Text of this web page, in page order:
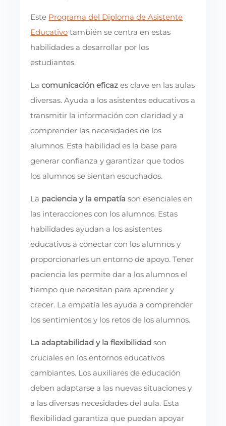
Este Programa del Diploma de Asistente
Educativo también se centra en estas
habilidades a desarrollar por los
estudiantes.
Lacomunicación eficaz es clave en las aulas
diversas. Ayuda a los asistentes educativos a
transmitir la información con claridad y a
comprender las necesidades de los
alumnos. Esta habilidad es la base para
generar confianza y garantizar que todos
los alumnos se sientan escuchados.
La paciencia y la empatía son esenciales en
las interacciones con los alumnos. Estas
habilidades ayudan a los asistentes
educativos a conectar con los alumnos y
proporcionarles un entorno de apoyo. Tener
paciencia les permite dar a los alumnos el
tiempo que necesitan para aprender y
crecer. La empatía les ayuda a comprender
los sentimientos y los retos de los alumnos.
La adaptabilidad y la flexibilidad son
cruciales en los entornos educativos
cambiantes. Los auxiliares de educación
deben adaptarse a las nuevas situaciones y
a las diversas necesidades del aula. Esta
flexibilidad garantiza que puedan apoyar